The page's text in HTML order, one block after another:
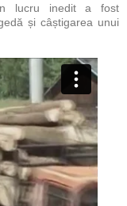
lucru inedit a fost
și câștigarea unui